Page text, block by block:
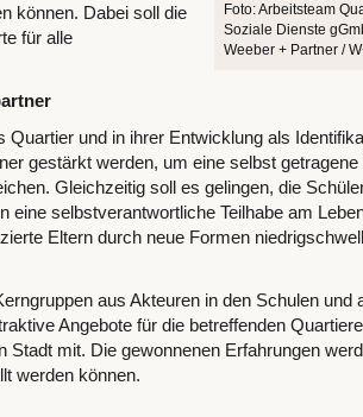
Foto: Arbeitsteam
Soziale Dienste
Weeber + Partner /
können. Dabei soll die
für alle
und in ihrer Entwicklung als
gestärkt werden, um eine selbst
Gleichzeitig soll es gelingen, die
selbstverantwortliche Teilhabe am
Eltern durch neue Formen
aus Akteuren in den Schulen und
Angebote für die betreffenden
mit. Die gewonnenen Erfahrungen
werden können.